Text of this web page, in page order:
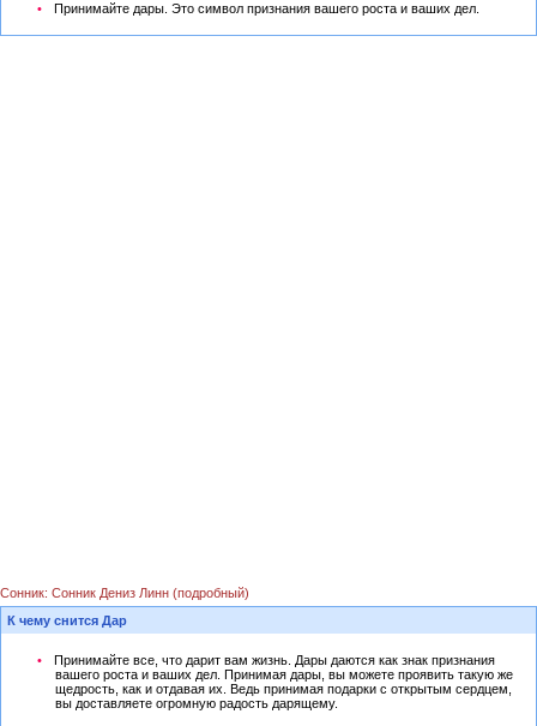
Принимайте дары. Это символ признания вашего роста и ваших дел.
Сонник: Сонник Дениз Линн (подробный)
К чему снится Дар
Принимайте все, что дарит вам жизнь. Дары даются как знак признания
вашего роста и ваших дел. Принимая дары, вы можете проявить такую же
щедрость, как и отдавая их. Ведь принимая подарки с открытым сердцем,
вы доставляете огромную радость дарящему.